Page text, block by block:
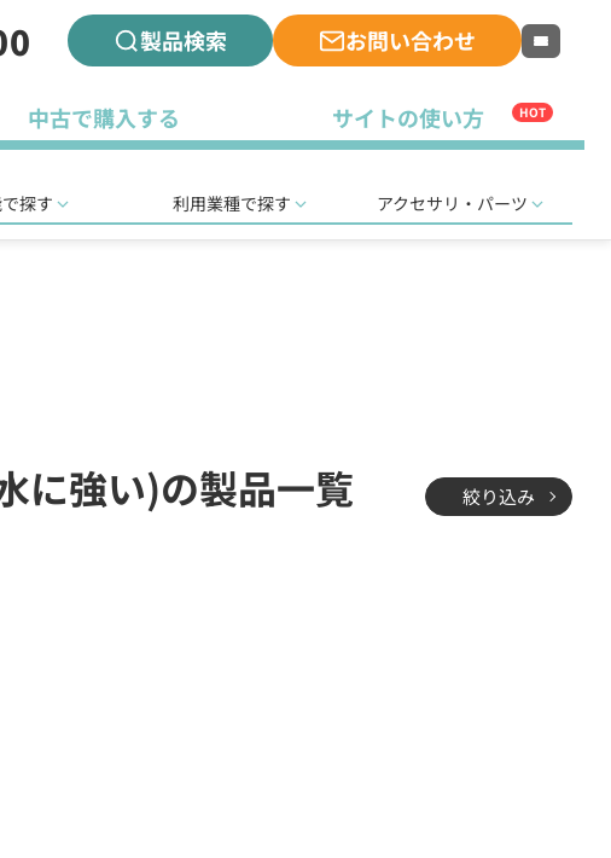
製品検索 お問い合わせ
中古で購入する サイトの使い方 HOT
探す 利用業種で探す アクセサリ・パーツ
に強い)の製品一覧 絞り込み